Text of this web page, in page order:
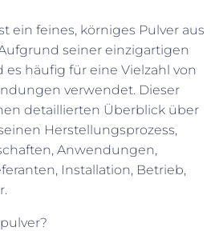
ein feines, körniges Pulver aus
seiner einzigartigen
es häufig für eine Vielzahl von
verwendet. Dieser
detaillierten Überblick über
Herstellungsprozess,
Anwendungen,
Installation, Betrieb,